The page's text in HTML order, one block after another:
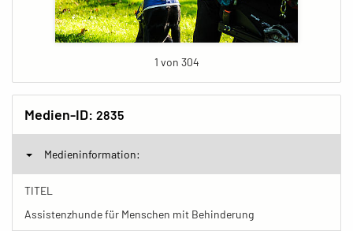
1 von 304
Medien-ID: 2835
Medieninformation:
TITEL
Assistenzhunde für Menschen mit Behinderung